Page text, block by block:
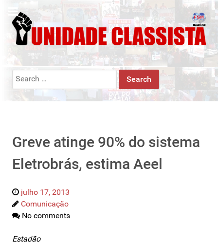
Search
Greve atinge 90% do sistema
Eletrobrás, estima Aeel
julho 17, 2013
Comunicação
No comments
Estadão